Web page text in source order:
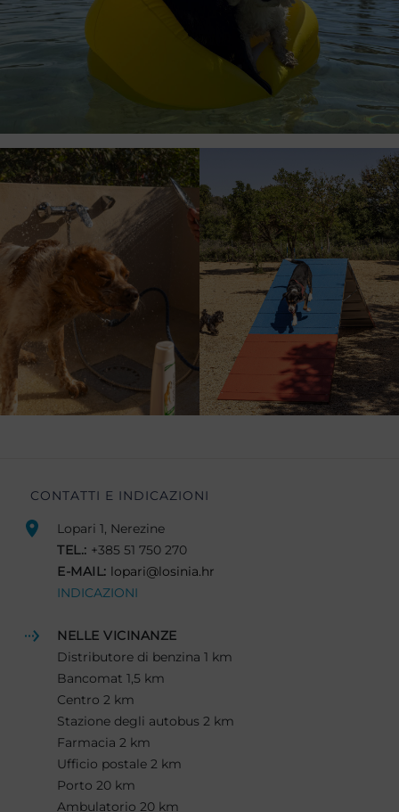
CONTATTI E INDICAZIONI
Lopari 1, Nerezine
TEL.: +385 51 750 270
E-MAIL: lopari@losinia.hr
INDICAZIONI
NELLE VICINANZE
Distributore di benzina 1 km
Bancomat 1,5 km
Centro 2 km
Stazione degli autobus 2 km
Farmacia 2 km
Ufficio postale 2 km
Porto 20 km
Ambulatorio 20 km